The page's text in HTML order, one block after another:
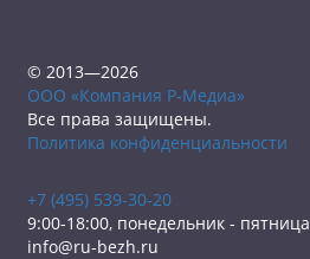
© 2013—2026
ООО «Компания Р-Медиа»
Все права защищены.
Политика конфиденциальности
+7 (495) 539-30-20
9:00-18:00, понедельник - пятница
info@ru-bezh.ru